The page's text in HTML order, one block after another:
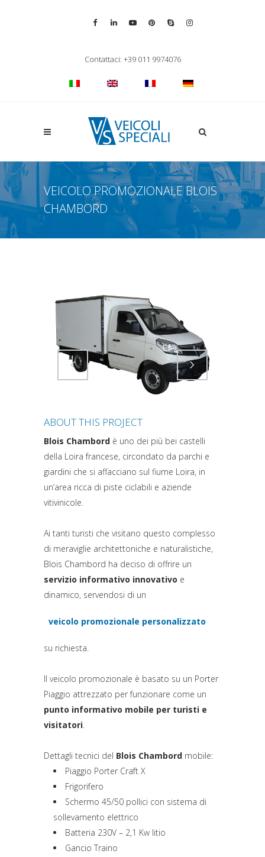
Contattaci: +39 011 9974076
Apri la ricerca
VEICOLO PROMOZIONALE BLOIS
CHAMBORD
Attiva comando Attiva comando
ABOUT THIS PROJECT
Blois Chambord è uno dei più bei castelli
della Loira francese, circondato da parchi e
giardini che si affacciano sul fiume Loira, in
un’area ricca di piste ciclabili e aziende
vitivinicole.
Ai tanti turisti che visitano questo complesso
di meraviglie architettoniche e naturalistiche,
Blois Chambord ha deciso di offrire un
servizio informativo innovativo e
dinamico, servendosi di un
veicolo promozionale personalizzato
(si apre in una nuova scheda)
su richiesta.
Il veicolo promozionale è basato su un Porter
Piaggio attrezzato per funzionare come un
punto informativo mobile per turisti e
visitatori.
Dettagli tecnici del Blois Chambord mobile:
Piaggio Porter Craft X
Frigorifero
Schermo 45/50 pollici con sistema di
sollevamento elettrico
Batteria 230V – 2,1 Kw litio
Gancio Traino